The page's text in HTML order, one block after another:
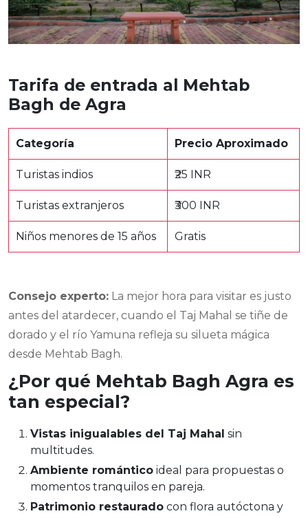
Tarifa de entrada al Mehtab
Bagh de Agra
Categoría Precio Aproximado
Turistas indios ₹25 INR
Turistas extranjeros ₹300 INR
Niños menores de 15 años Gratis
Consejo experto: La mejor hora para visitar es justo
antes del atardecer, cuando el Taj Mahal se tiñe de
dorado y el río Yamuna refleja su silueta mágica
desde Mehtab Bagh.
¿Por qué Mehtab Bagh Agra es
tan especial?
Vistas inigualables del Taj Mahal sin
multitudes.
Ambiente romántico ideal para propuestas o
momentos tranquilos en pareja.
Patrimonio restaurado con flora autóctona y